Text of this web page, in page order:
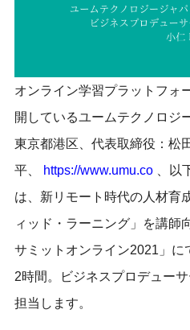
オンライン学習プラットフォ
開しているユームテクノロジ
東京都港区、代表取締役：松
平、
https://www.umu.co、以
は、新リモート時代の人材育
ィッド・ラーニング」を講師
サミットオンライン2021」に
2時間。ビジネスプロデュー
担当します。